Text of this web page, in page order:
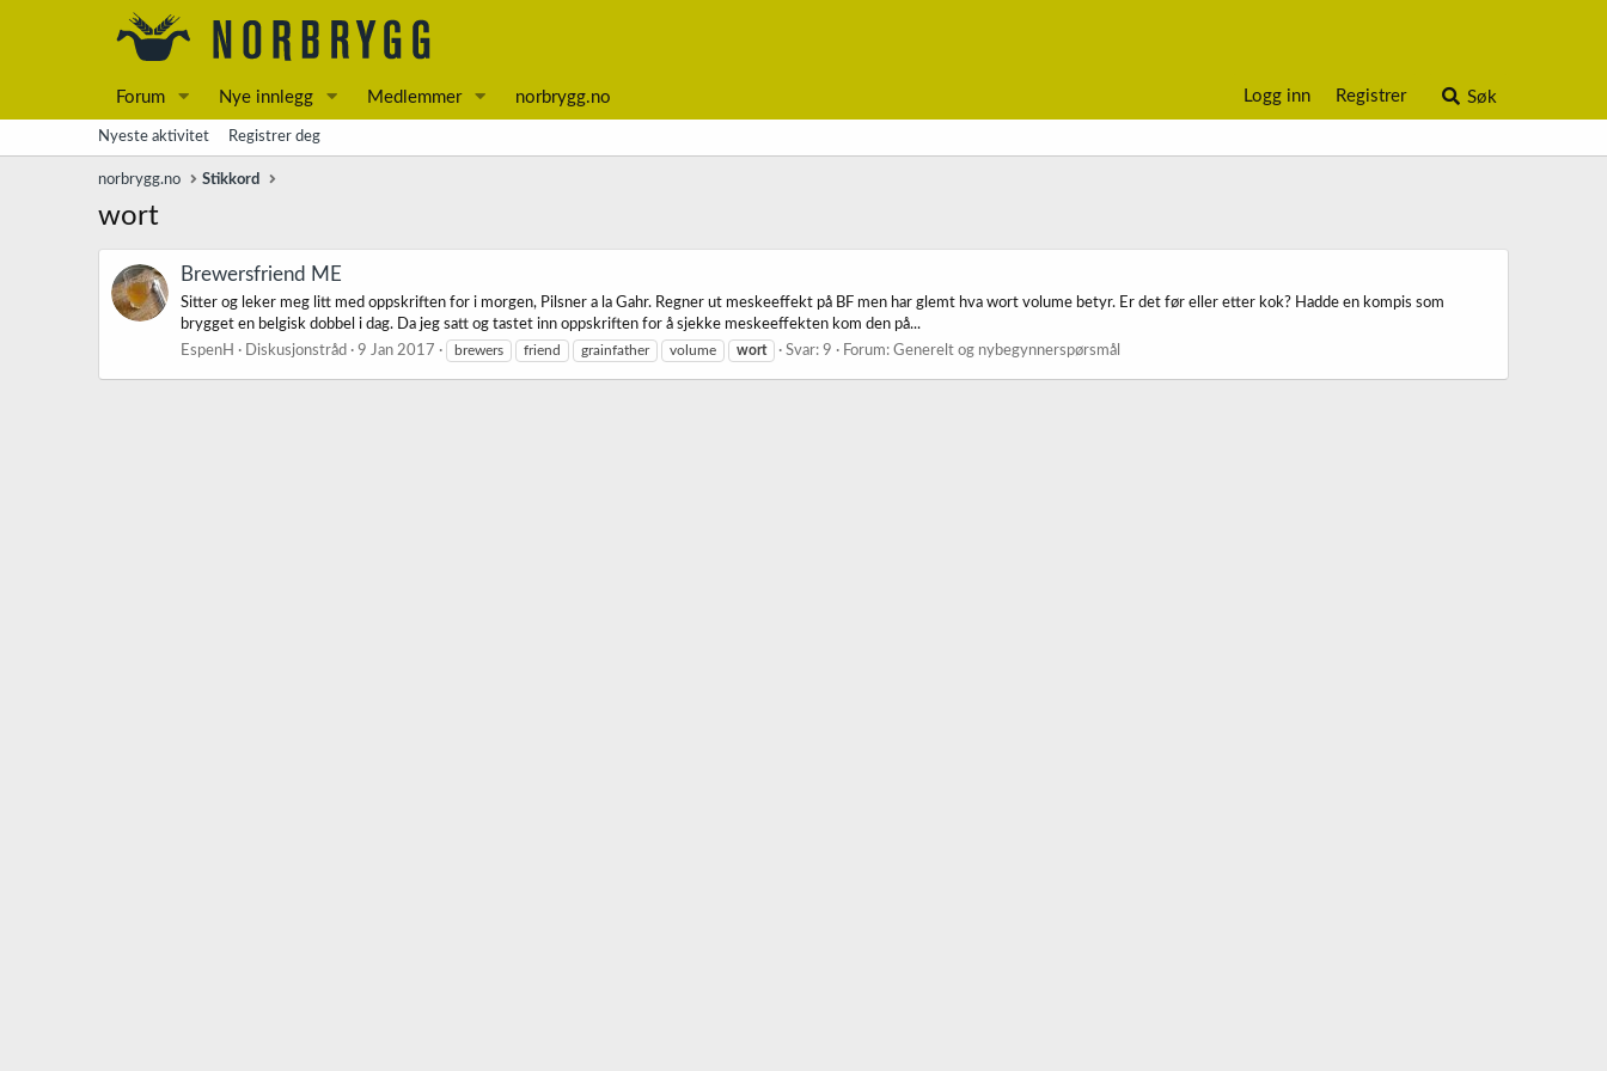
Forum Nye innlegg Medlemmer norbrygg.no Logg inn Registrer Søk
Nyeste aktivitet Registrer deg
norbrygg.no Stikkord
wort
Brewersfriend ME
Sitter og leker meg litt med oppskriften for i morgen, Pilsner a la Gahr. Regner ut meskeeffekt på BF men har glemt hva wort volume betyr. Er det før eller etter kok? Hadde en kompis som
brygget en belgisk dobbel i dag. Da jeg satt og tastet inn oppskriften for å sjekke meskeeffekten kom den på...
EspenH
Diskusjonstråd 9 Jan 2017 brewers friend grainfather volume wort Svar: 9 Forum: Generelt og nybegynnerspørsmål